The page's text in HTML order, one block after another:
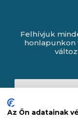
Felhívjuk
honlapunkon
Az Ön adatainak